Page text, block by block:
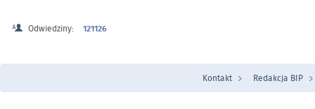
Odwiedziny: 121126
Menu Stopka
Kontakt Redakcja BIP